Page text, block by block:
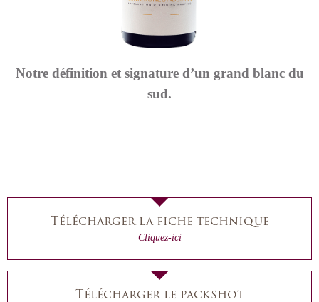
Notre définition et signature d’un grand blanc du
sud.
Télécharger la fiche technique
Cliquez-ici
Télécharger le packshot